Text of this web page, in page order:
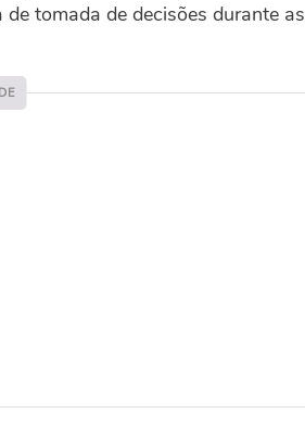
tomada de decisões durante as